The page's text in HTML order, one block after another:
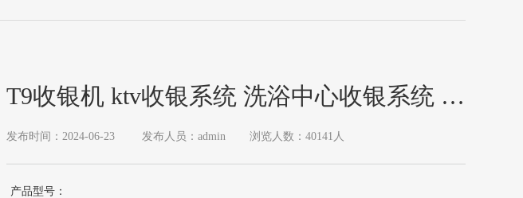
T9收银机 ktv收银系统 洗浴中心收银系统 酒
店预授权收银系统
发布时间：2024-06-23 发布人员：admin 浏览人数：40141人
产品型号：